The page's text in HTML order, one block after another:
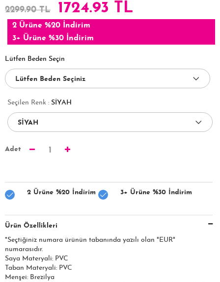
2299.90 TL 1724.93 TL
2 Ürüne %20 İndirim
3+ Ürüne %30 İndirim
Lütfen Beden Seçin
Seçilen Renk : SİYAH
Adet 1
2 Ürüne %20 İndirim 3+ Ürüne %30 İndirim
Ürün Özellikleri
*Seçtiğiniz numara ürünün tabanında yazılı olan "EUR"
numarasıdır.
Saya Materyali: PVC
Taban Materyali: PVC
Menşei: Brezilya